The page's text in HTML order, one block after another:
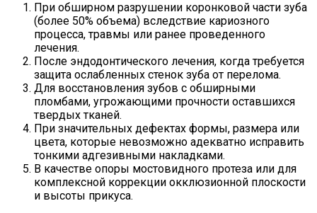
При обширном разрушении коронковой части зуба
(более 50% объема) вследствие кариозного
процесса, травмы или ранее проведенного
лечения.
После эндодонтического лечения, когда требуется
защита ослабленных стенок зуба от перелома.
Для восстановления зубов с обширными
пломбами, угрожающими прочности оставшихся
твердых тканей.
При значительных дефектах формы, размера или
цвета, которые невозможно адекватно исправить
тонкими адгезивными накладками.
В качестве опоры мостовидного протеза или для
комплексной коррекции окклюзионной плоскости
и высоты прикуса.